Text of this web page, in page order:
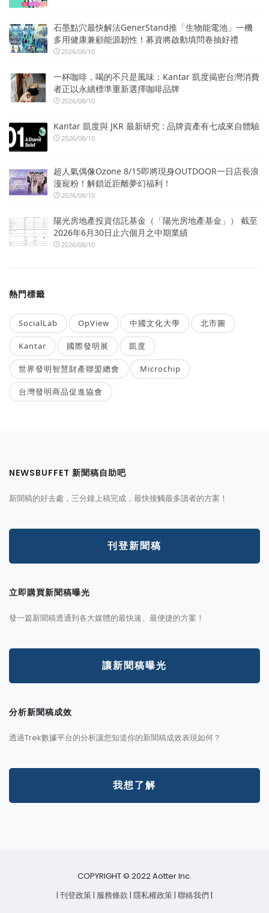
石墨點穴最快解法GenerStand推「生物能電池」一機
多用健康兼顧能源韌性！募資將啟動填問卷抽好禮
2026/08/10
一杯咖啡，喝的不只是風味：Kantar 凱度揭密台灣消費
者正以永續標準重新選擇咖啡品牌
2026/08/10
Kantar 凱度與 JKR 最新研究 : 品牌資產有七成來自體驗
2026/08/10
超人氣偶像Ozone 8/15即將現身OUTDOOR一日店長浪
漫寵粉！解鎖近距離夢幻福利！
2026/08/10
陽光房地產投資信託基金（「陽光房地產基金」） 截至
2026年6月30日止六個月之中期業績
2026/08/10
熱門標籤
SocialLab OpView 中國文化大學 北市圖
Kantar 國際發明展 凱度
世界發明智慧財產聯盟總會 Microchip
台灣發明商品促進協會
NEWSBUFFET 新聞稿自助吧
新聞稿的好去處，三分鐘上稿完成，最快接觸最多讀者的方案！
刊登新聞稿
立即購買新聞稿曝光
發一篇新聞稿透通到各大媒體的最快速、最便捷的方案！
讓新聞稿曝光
分析新聞稿成效
透過Trek數據平台的分析讓您知道你的新聞稿成效表現如何？
我想了解
COPYRIGHT © 2022 Aotter Inc.
| 刊登政策 | 服務條款 | 隱私權政策 | 聯絡我們 |